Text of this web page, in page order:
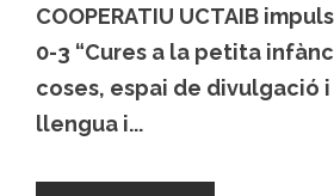
COOPERATIU UCTAIB
0-3 “Cures a la petita
coses, espai de divulgació
llengua i...